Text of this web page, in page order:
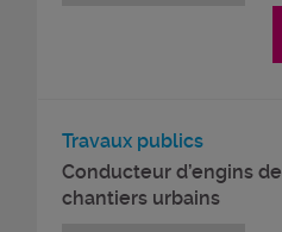
Travaux publics
Conducteur d’engins de
chantiers urbains